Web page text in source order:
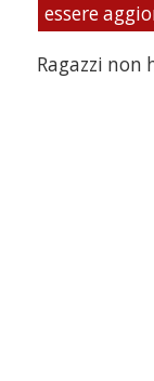
essere
Ragazzi non